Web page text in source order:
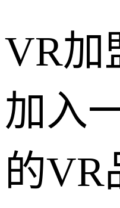
VR加
加入
的VR